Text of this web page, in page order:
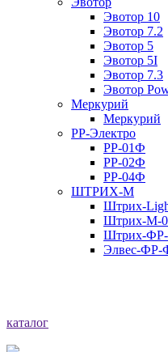
Эвотор 10
Эвотор 7.2
Эвотор 5
Эвотор 5I
Эвотор 7.3
Эвотор
Меркурий
Меркурий
РР-Электро
РР-01Ф
РР-02Ф
РР-04Ф
ШТРИХ-М
Штрих-
Штрих-М-
Штрих-
Элвес-ФР-
каталог